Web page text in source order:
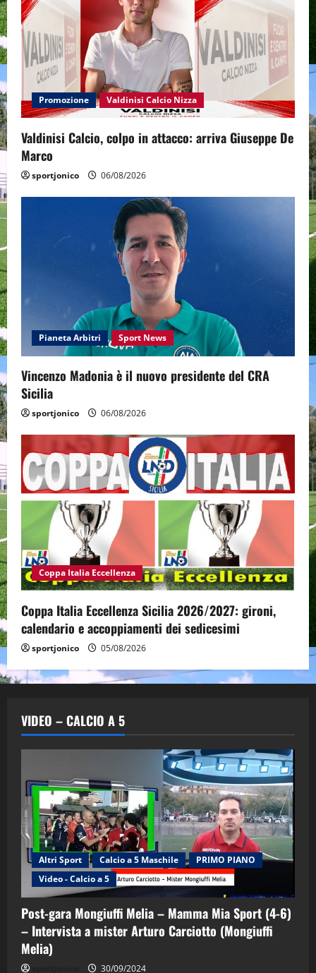
Promozione Valdinisi Calcio Nizza
Valdinisi Calcio, colpo in attacco: arriva Giuseppe De
Marco
sportjonico 06/08/2026
Pianeta Arbitri Sport News
Vincenzo Madonia è il nuovo presidente del CRA
Sicilia
sportjonico 06/08/2026
Coppa Italia Eccellenza
Coppa Italia Eccellenza Sicilia 2026/2027: gironi,
calendario e accoppiamenti dei sedicesimi
sportjonico 05/08/2026
VIDEO – CALCIO A 5
Altri Sport Calcio a 5 Maschile
PRIMO PIANO
Video - Calcio a 5
Post-gara Mongiuffi Melia – Mamma Mia Sport (4-6)
– Intervista a mister Arturo Carciotto (Mongiuffi
Melia)
30/09/2024